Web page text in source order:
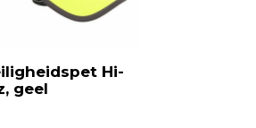
Hi-
geel